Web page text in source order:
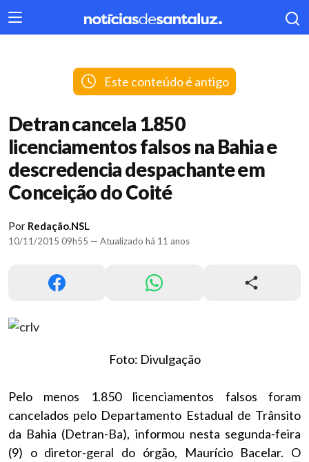
404
Este conteúdo é antigo
Detran cancela 1.850
licenciamentos falsos na Bahia e
descredencia despachante em
Conceição do Coité
Por Redação.NSL
10/11/2015 09h55 — Atualizado há 11 anos
Foto: Divulgação
Pelo menos 1.850 licenciamentos falsos foram
cancelados pelo Departamento Estadual de Trânsito
da Bahia (Detran-Ba), informou nesta segunda-feira
(9) o diretor-geral do órgão, Maurício Bacelar. O